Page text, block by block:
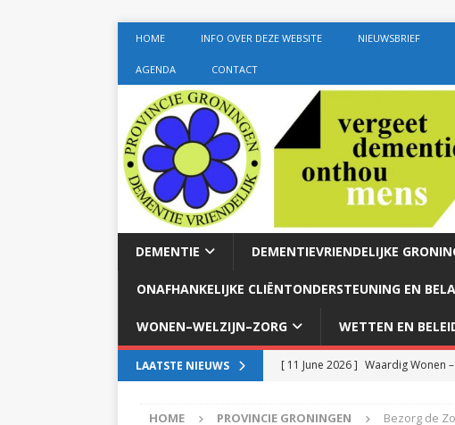
HOME INFO OVER DEZE WEBSITE NIEUWSBRIEF
AGENDA CONTACT
DEMENTIE DEMENTIEVRIENDELIJKE
ONAFHANKELIJKE CLIËNTONDERSTEUNING EN
WONEN–WELZIJN–ZORG WETTEN EN
LAATSTE NIEUWS [ 11 June 2026 ] Waardig Wonen
HOME PROVINCIE GRONINGEN
Bezorg de